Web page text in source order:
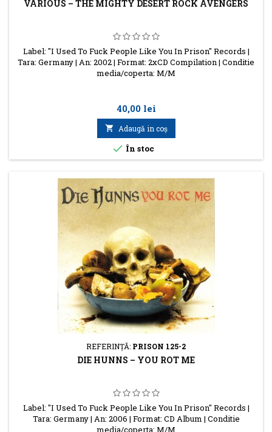
VARIOUS – THE MIGHTY DESERT ROCK AVENGERS
Label: "I Used To Fuck People Like You In Prison" Records |
Tara: Germany | An: 2002 | Format: 2xCD Compilation | Conditie
media/coperta: M/M
Preţ
40,00 lei
 Adaugă in coş
 În stoc
REFERINŢĂ: PRISON 125-2
DIE HUNNS – YOU ROT ME
Label: "I Used To Fuck People Like You In Prison" Records |
Tara: Germany | An: 2006 | Format: CD Album | Conditie
media/coperta: M/M